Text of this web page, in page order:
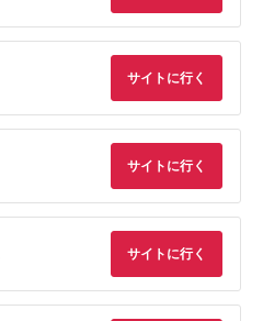
サイトに行く
サイトに行く
サイトに行く